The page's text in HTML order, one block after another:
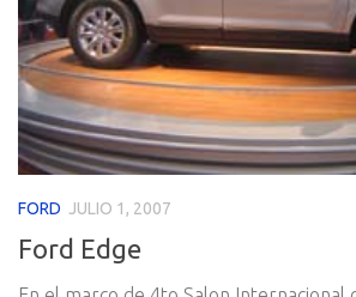
FORD JULIO 1, 2007
Ford Edge